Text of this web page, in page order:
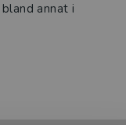
annat i